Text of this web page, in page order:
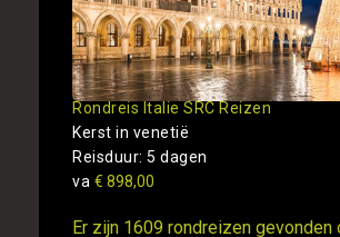
Rondreis Italie SRC Reizen
Kerst in venetië
Reisduur: 5 dagen
va € 898,00
Er zijn 1609 rondreizen gevonden